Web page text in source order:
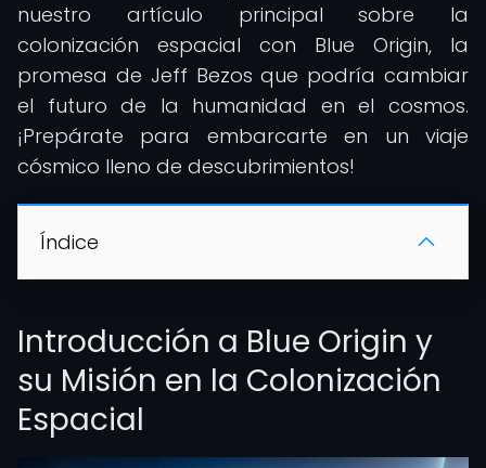
nuestro artículo principal sobre la
colonización espacial con Blue Origin, la
promesa de Jeff Bezos que podría cambiar
el futuro de la humanidad en el cosmos.
¡Prepárate para embarcarte en un viaje
cósmico lleno de descubrimientos!
Índice
Introducción a Blue Origin y
su Misión en la Colonización
Espacial